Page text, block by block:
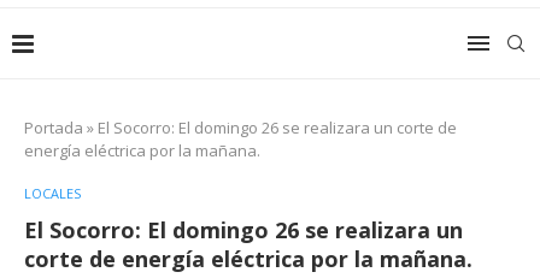
Portada » El Socorro: El domingo 26 se realizara un corte de
energía eléctrica por la mañana.
LOCALES
El Socorro: El domingo 26 se realizara un
corte de energía eléctrica por la mañana.